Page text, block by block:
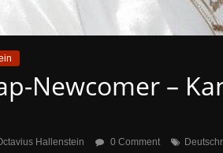
Newcomer –
Hallenstein 0 Comment